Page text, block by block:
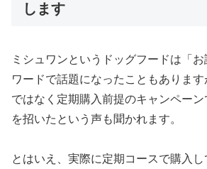
します
ミシュワンというドッグフードは「
ワードで話題になったこともありま
ではなく定期購入前提のキャンペー
を招いたという声も聞かれます。
とはいえ、実際に定期コースで購入